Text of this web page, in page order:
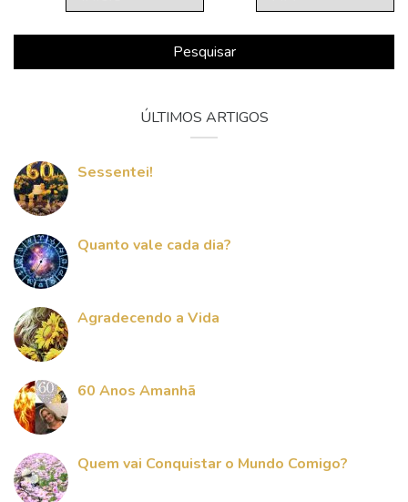
Pesquisar
ÚLTIMOS ARTIGOS
Sessentei!
Quanto vale cada dia?
Agradecendo a Vida
60 Anos Amanhã
Quem vai Conquistar o Mundo Comigo?